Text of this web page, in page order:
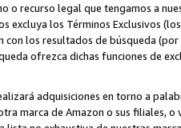
o recurso legal que tengamos a
excluya los Términos Exclusivos
los resultados de búsqueda
ofrezca dichas funciones de
adquisiciones en torno a
marca de Amazon o sus filiales,